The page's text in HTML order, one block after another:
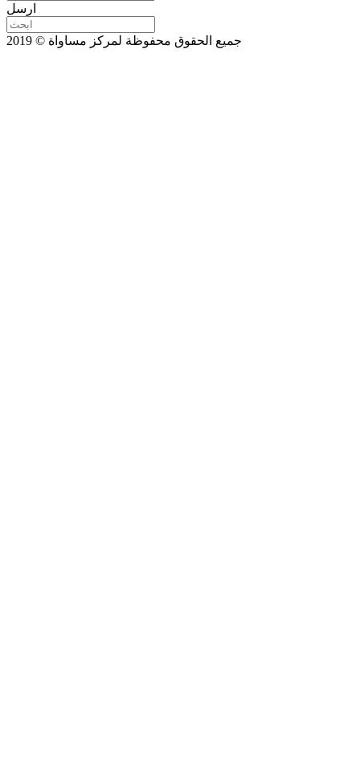
ارسل
جميع الحقوق محفوظة لمركز مساواة © 2019